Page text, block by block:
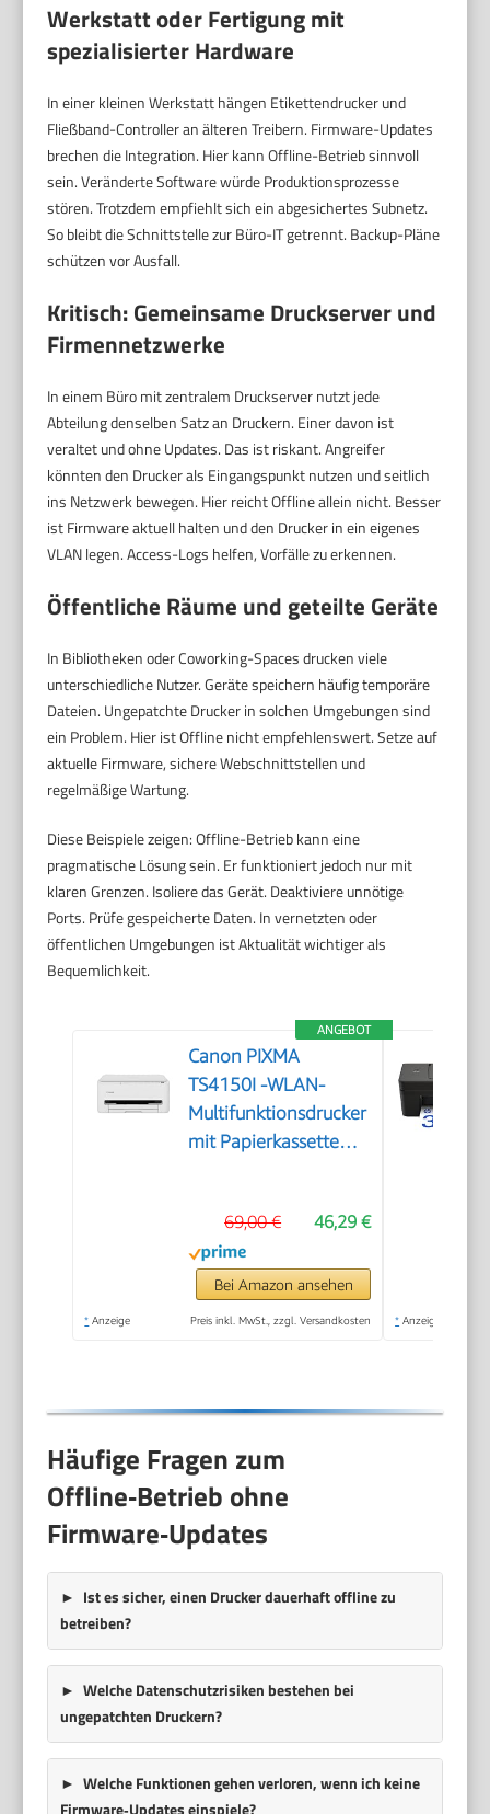
Werkstatt oder Fertigung mit
spezialisierter Hardware
In einer kleinen Werkstatt hängen Etikettendrucker und
Fließband-Controller an älteren Treibern. Firmware-Updates
brechen die Integration. Hier kann Offline-Betrieb sinnvoll
sein. Veränderte Software würde Produktionsprozesse
stören. Trotzdem empfiehlt sich ein abgesichertes Subnetz.
So bleibt die Schnittstelle zur Büro-IT getrennt. Backup-Pläne
schützen vor Ausfall.
Kritisch: Gemeinsame Druckserver und
Firmennetzwerke
In einem Büro mit zentralem Druckserver nutzt jede
Abteilung denselben Satz an Druckern. Einer davon ist
veraltet und ohne Updates. Das ist riskant. Angreifer
könnten den Drucker als Eingangspunkt nutzen und seitlich
ins Netzwerk bewegen. Hier reicht Offline allein nicht. Besser
ist Firmware aktuell halten und den Drucker in ein eigenes
VLAN legen. Access-Logs helfen, Vorfälle zu erkennen.
Öffentliche Räume und geteilte Geräte
In Bibliotheken oder Coworking-Spaces drucken viele
unterschiedliche Nutzer. Geräte speichern häufig temporäre
Dateien. Ungepatchte Drucker in solchen Umgebungen sind
ein Problem. Hier ist Offline nicht empfehlenswert. Setze auf
aktuelle Firmware, sichere Webschnittstellen und
regelmäßige Wartung.
Diese Beispiele zeigen: Offline-Betrieb kann eine
pragmatische Lösung sein. Er funktioniert jedoch nur mit
klaren Grenzen. Isoliere das Gerät. Deaktiviere unnötige
Ports. Prüfe gespeicherte Daten. In vernetzten oder
öffentlichen Umgebungen ist Aktualität wichtiger als
Bequemlichkeit.
ANGEBOT
Canon PIXMA
TS4150I -WLAN-
Multifunktionsdrucker
mit Papierkassette
Kabelloses Drucken
vom Smartphone
leicht gemacht PIXMA
Print Plan kompatibel
46,29 €
69,00 €
Bei Amazon ansehen
* Anzeige Preis inkl. MwSt., zzgl. Versandkosten * Anzeige
Häufige Fragen zum
Offline‑Betrieb ohne
Firmware‑Updates
Ist es sicher, einen Drucker dauerhaft offline zu
betreiben?
Welche Datenschutzrisiken bestehen bei
ungepatchten Druckern?
Welche Funktionen gehen verloren, wenn ich keine